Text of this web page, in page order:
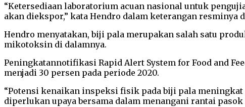
“Ketersediaan laboratorium acuan nasional untuk
akan diekspor,” kata Hendro dalam keterangan resminya
Hendro menyatakan, biji pala merupakan salah satu
mikotoksin di dalamnya.
Peningkatannotifikasi Rapid Alert System for Food and
menjadi 30 persen pada periode 2020.
“Potensi kenaikan inspeksi fisik pada biji pala
diperlukan upaya bersama dalam menangani rantai